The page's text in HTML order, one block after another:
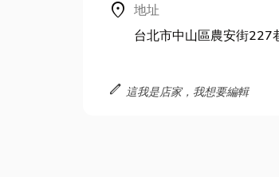
location_on 地址
台北市中山區農安街227
edit 這我是店家，我想要編輯